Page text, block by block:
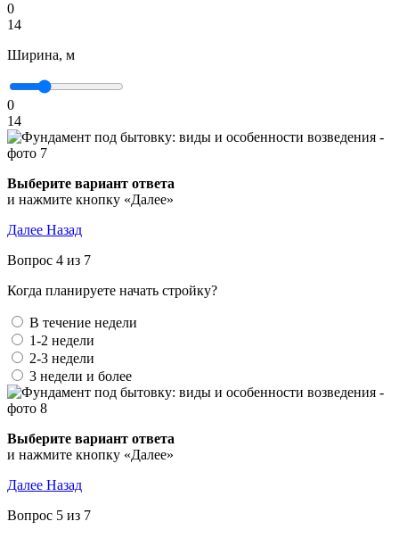
0
14
Ширина, м
0
14
Выберите вариант ответа
и нажмите кнопку «Далее»
Далее Назад
Вопрос 4 из 7
Когда планируете начать стройку?
В течение недели
1-2 недели
2-3 недели
3 недели и более
Выберите вариант ответа
и нажмите кнопку «Далее»
Далее Назад
Вопрос 5 из 7